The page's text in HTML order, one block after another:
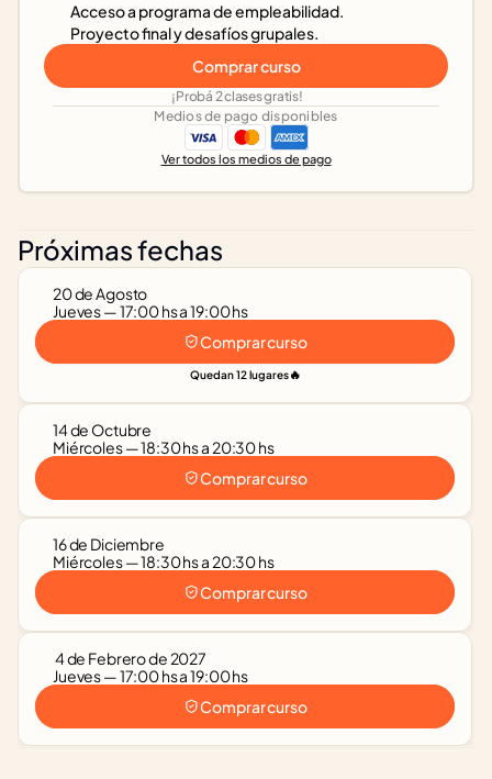
Próximas fechas
20 de Agosto
Jueves — 17:00 hs a 19:00 hs
Quedan 12 lugares🔥
Comprar curso
14 de Octubre
Miércoles — 18:30 hs a 20:30 hs
Comprar curso
16 de Diciembre
Miércoles — 18:30 hs a 20:30 hs
Comprar curso
4 de Febrero de 2027
Jueves — 17:00 hs a 19:00 hs
Comprar curso
Acceso a programa de empleabilidad.
Proyecto final y desafíos grupales.
Comprar curso
Medios de pago disponibles
Ver todos los medios de pago
¡Probá 2 clases gratis!